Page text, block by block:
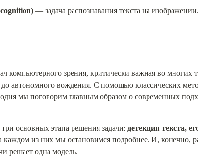
— задача распознавания текста на изображении.
компьютерного зрения, критически важная во многих
до автономного вождения. С помощью классических
мы поговорим главным образом о современных
основных этапа решения задачи: детекция текста,
каждом из них мы остановимся подробнее. И, конечно,
решает одна модель.